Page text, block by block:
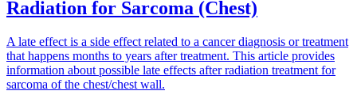
Radiation for Sarcoma (Chest)
A late effect is a side effect related to a cancer diagnosis or treatment
that happens months to years after treatment. This article provides
information about possible late effects after radiation treatment for
sarcoma of the chest/chest wall.